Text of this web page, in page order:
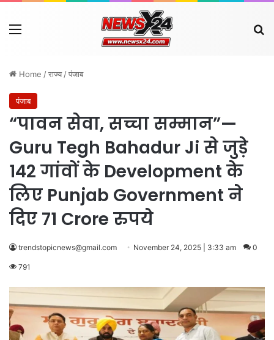
Menu
Home /राज्य /पंजाब
पंजाब
“पावन सेवा, सच्चा सम्मान”—
Guru Tegh Bahadur Ji से जुड़े
142 गांवों के Development के
लिए Punjab Government ने
दिए 71 Crore रुपये
trendstopicnews@gmail.com November 24, 2025 | 3:33 am 0
791